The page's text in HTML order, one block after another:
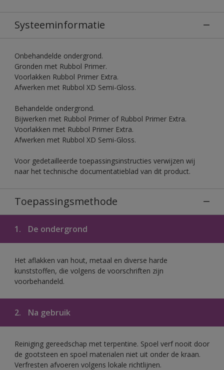
Systeeminformatie
Onbehandelde ondergrond.
Gronden met Rubbol Primer.
Voorlakken Rubbol Primer Extra.
Afwerken met Rubbol XD Semi-Gloss.
Behandelde ondergrond.
Bijwerken met Rubbol Primer of Rubbol Primer Extra.
Voorlakken met Rubbol Primer Extra.
Afwerken met Rubbol XD Semi-Gloss.
Voor gedetailleerde toepassingsinstructies verwijzen wij
naar het technische documentatieblad van dit product.
Toepassingsmethode
1. De ondergrond
Het aflakken van hout, metaal en diverse harde
kunststoffen, die volgens de voorschriften zijn
voorbehandeld.
2. Na gebruik
Reiniging gereedschap met terpentine. Spoel verf nooit door
de gootsteen en spoel materialen niet uit onder de kraan.
Verfresten afvoeren volgens lokale richtlijnen.